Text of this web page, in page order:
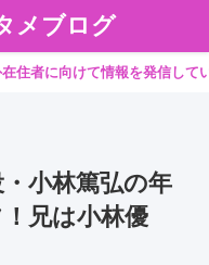
メブログ
て情報を発信しています。
・小林篤弘の年
兄は小林優